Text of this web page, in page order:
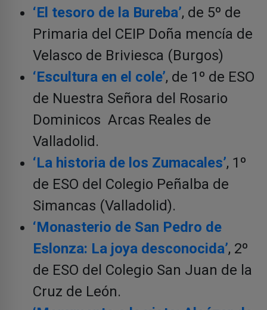
‘El tesoro de la Bureba’, de 5º de
Primaria del CEIP Doña mencía de
Velasco de Briviesca (Burgos)
‘Escultura en el cole’, de 1º de ESO
de Nuestra Señora del Rosario
Dominicos Arcas Reales de
Valladolid.
‘La historia de los Zumacales’, 1º
de ESO del Colegio Peñalba de
Simancas (Valladolid).
‘Monasterio de San Pedro de
Eslonza: La joya desconocida’, 2º
de ESO del Colegio San Juan de la
Cruz de León.